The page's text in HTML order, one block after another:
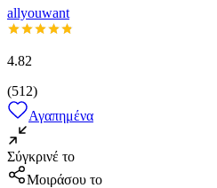
allyouwant
4.82
(512)
Αγαπημένα
Σύγκρινέ το
Μοιράσου το